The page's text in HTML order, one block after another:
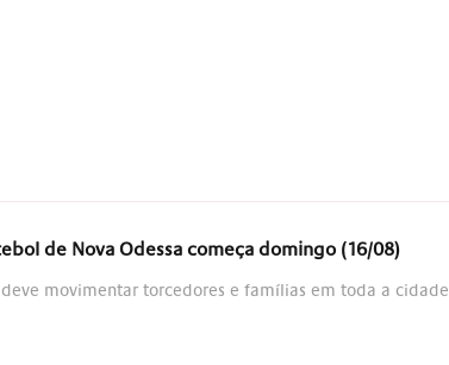
de Nova Odessa começa domingo (16/08)
movimentar torcedores e famílias em toda a cidade